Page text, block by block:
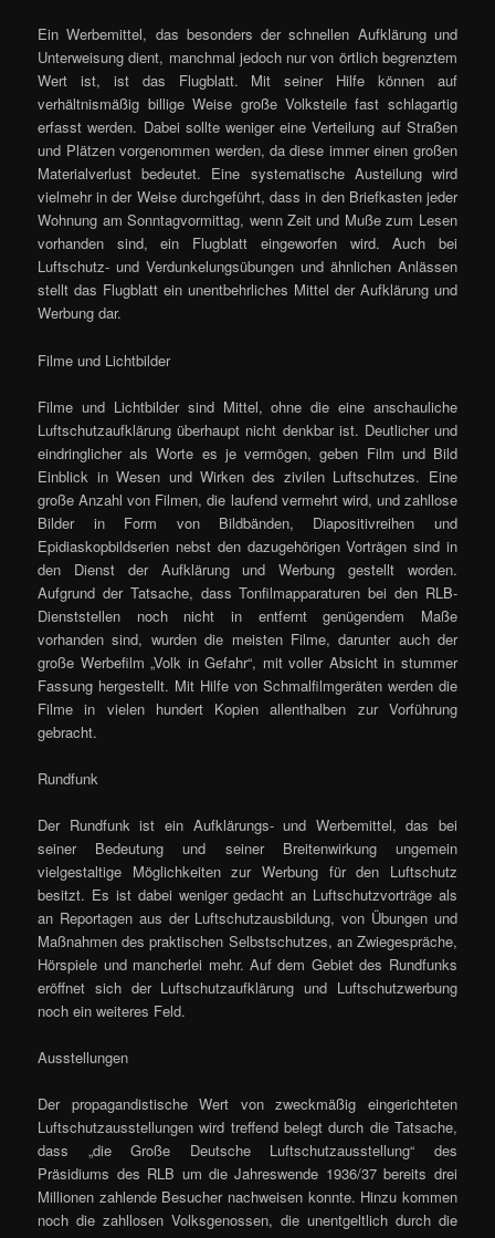
Ein Werbemittel, das besonders der schnellen Aufklärung und
Unterweisung dient, manchmal jedoch nur von örtlich begrenztem
Wert ist, ist das Flugblatt. Mit seiner Hilfe können auf
verhältnismäßig billige Weise große Volksteile fast schlagartig
erfasst werden. Dabei sollte weniger eine Verteilung auf Straßen
und Plätzen vorgenommen werden, da diese immer einen großen
Materialverlust bedeutet. Eine systematische Austeilung wird
vielmehr in der Weise durchgeführt, dass in den Briefkasten jeder
Wohnung am Sonntagvormittag, wenn Zeit und Muße zum Lesen
vorhanden sind, ein Flugblatt eingeworfen wird. Auch bei
Luftschutz- und Verdunkelungsübungen und ähnlichen Anlässen
stellt das Flugblatt ein unentbehrliches Mittel der Aufklärung und
Werbung dar.
Filme und Lichtbilder
Filme und Lichtbilder sind Mittel, ohne die eine anschauliche
Luftschutzaufklärung überhaupt nicht denkbar ist. Deutlicher und
eindringlicher als Worte es je vermögen, geben Film und Bild
Einblick in Wesen und Wirken des zivilen Luftschutzes. Eine
große Anzahl von Filmen, die laufend vermehrt wird, und zahllose
Bilder in Form von Bildbänden, Diapositivreihen und
Epidiaskopbildserien nebst den dazugehörigen Vorträgen sind in
den Dienst der Aufklärung und Werbung gestellt worden.
Aufgrund der Tatsache, dass Tonfilmapparaturen bei den RLB-
Dienststellen noch nicht in entfernt genügendem Maße
vorhanden sind, wurden die meisten Filme, darunter auch der
große Werbefilm „Volk in Gefahr“, mit voller Absicht in stummer
Fassung hergestellt. Mit Hilfe von Schmalfilmgeräten werden die
Filme in vielen hundert Kopien allenthalben zur Vorführung
gebracht.
Rundfunk
Der Rundfunk ist ein Aufklärungs- und Werbemittel, das bei
seiner Bedeutung und seiner Breitenwirkung ungemein
vielgestaltige Möglichkeiten zur Werbung für den Luftschutz
besitzt. Es ist dabei weniger gedacht an Luftschutzvorträge als
an Reportagen aus der Luftschutzausbildung, von Übungen und
Maßnahmen des praktischen Selbstschutzes, an Zwiegespräche,
Hörspiele und mancherlei mehr. Auf dem Gebiet des Rundfunks
eröffnet sich der Luftschutzaufklärung und Luftschutzwerbung
noch ein weiteres Feld.
Ausstellungen
Der propagandistische Wert von zweckmäßig eingerichteten
Luftschutzausstellungen wird treffend belegt durch die Tatsache,
dass „die Große Deutsche Luftschutzausstellung“ des
Präsidiums des RLB um die Jahreswende 1936/37 bereits drei
Millionen zahlende Besucher nachweisen konnte. Hinzu kommen
noch die zahllosen Volksgenossen, die unentgeltlich durch die